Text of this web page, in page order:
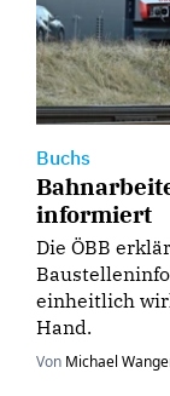
Buchs
informiert
Die ÖBB
einheitlich
Hand.
Von Michael